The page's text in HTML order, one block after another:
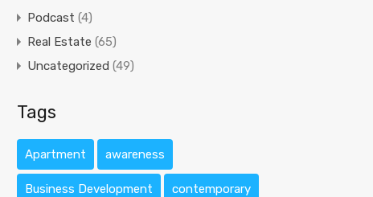
Podcast (4)
Real Estate (65)
Uncategorized (49)
Tags
Apartment awareness
Business Development contemporary